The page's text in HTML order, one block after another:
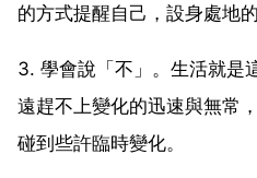
的方式提醒自己，設身處地
3. 學會說「不」。生活就是
遠趕不上變化的迅速與無常
碰到些許臨時變化。